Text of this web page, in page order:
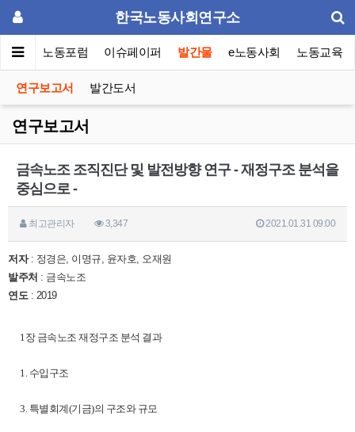
한국노동사회연구소
개 노동포럼 이슈페이퍼 발간물 e노동사회 노동교육
연구보고서 발간도서
연구보고서
금속노조 조직진단 및 발전방향 연구 - 재정구조 분석을
중심으로 -
최고관리자 3,347 2021.01.31 09:00
저자: 정경은, 이명규, 윤자호, 오재원
발주처 : 금속노조
연도: 2019
1장 금속노조 재정구조 분석 결과
1. 수입구조
3. 특별회계(기금)의 구조와 규모